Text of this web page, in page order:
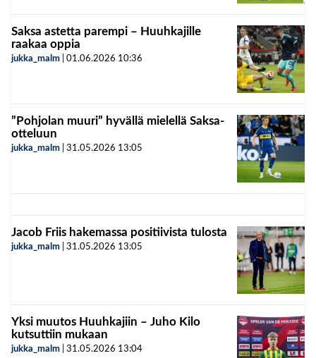
Saksa astetta parempi – Huuhkajille
raakaa oppia
jukka_malm 01.06.2026 10:36
”Pohjolan muuri” hyvällä mielellä Saksa-
otteluun
jukka_malm 31.05.2026 13:05
Jacob Friis hakemassa positiivista tulosta
jukka_malm 31.05.2026 13:05
Yksi muutos Huuhkajiin – Juho Kilo
kutsuttiin mukaan
jukka_malm 31.05.2026 13:04